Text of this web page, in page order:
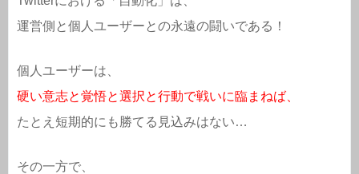
運営側と個人ユーザーとの永遠の闘いである！
個人ユーザーは、
硬い意志と覚悟と選択と行動で戦いに臨まねば、
たとえ短期的にも勝てる見込みはない…
その一方で、